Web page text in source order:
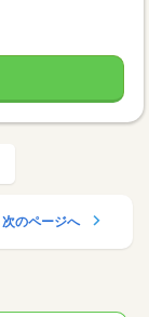
次のページへ